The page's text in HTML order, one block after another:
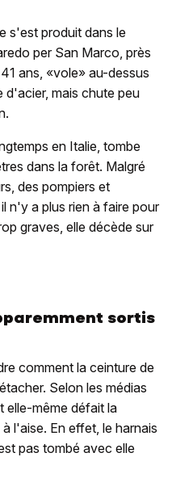
s'est produit dans le
per San Marco, près
ans, «vole» au-dessus
d'acier, mais chute peu
en Italie, tombe
dans la forêt. Malgré
des pompiers et
n'y a plus rien à faire pour
graves, elle décède sur
sortis
comment la ceinture de
Selon les médias
elle-même défait la
l'aise. En effet, le harnais
pas tombé avec elle